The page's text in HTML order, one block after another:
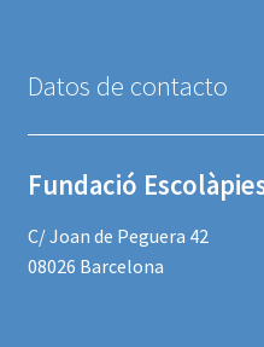
Datos de contacto
Fundació
C/ Joan de Peguera 42
08026 Barcelona